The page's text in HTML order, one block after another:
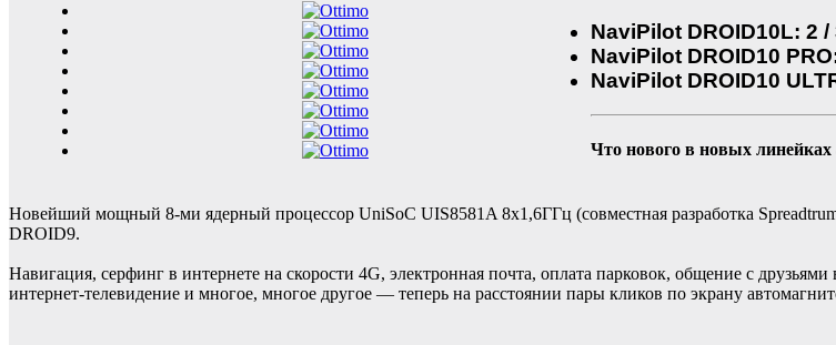
NaviPilot DROID10L: 2 /
NaviPilot DROID10
NaviPilot DROID10
Что нового в новых линейках
Новейший мощный 8-ми ядерный процессор UniSoC UIS8581A 8х1,6ГГц (совместная разработка
DROID9.
Навигация, серфинг в интернете на скорости 4G, электронная почта, оплата парковок, общение с
интернет-телевидение и многое, многое другое — теперь на расстоянии пары кликов по экрану